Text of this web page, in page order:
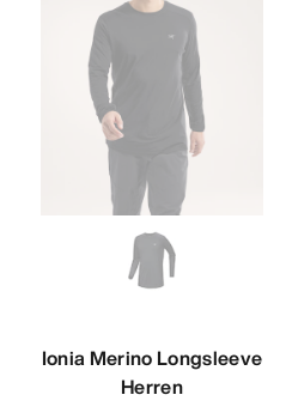
Ionia Merino Longsleeve
Herren